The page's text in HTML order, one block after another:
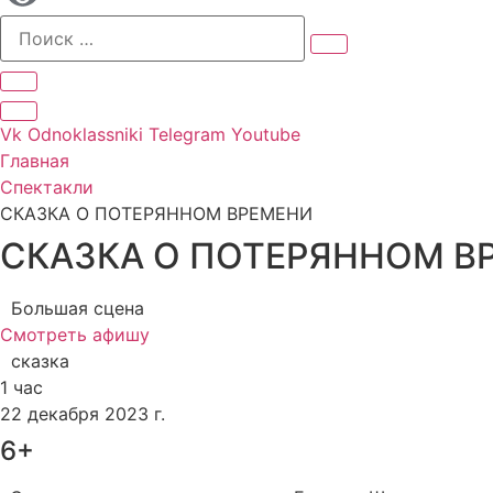
Vk Odnoklassniki Telegram Youtube
Главная
Спектакли
СКАЗКА О ПОТЕРЯННОМ ВРЕМЕНИ
СКАЗКА О ПОТЕРЯННОМ
Большая сцена
Смотреть афишу
сказка
1 час
22 декабря 2023 г.
6+